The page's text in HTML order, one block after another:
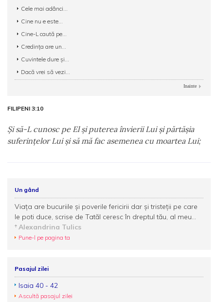
Cele mai adânci...
Cine nu e este...
Cine-L caută pe...
Credinţa are un...
Cuvintele dure şi...
Dacă vrei să vezi...
Inainte
FILIPENI 3:10
Şi să-L cunosc pe El şi puterea învierii Lui şi părtăşia
suferinţelor Lui şi să mă fac asemenea cu moartea Lui;
Un gând
Viața are bucuriile și poverile fericirii dar şi tristeţii pe care
le poti duce, scrise de Tatăl ceresc în dreptul tău, al meu...
Alexandrina Tulics
Pune-l pe pagina ta
Pasajul zilei
Isaia 40 - 42
Ascultă pasajul zilei